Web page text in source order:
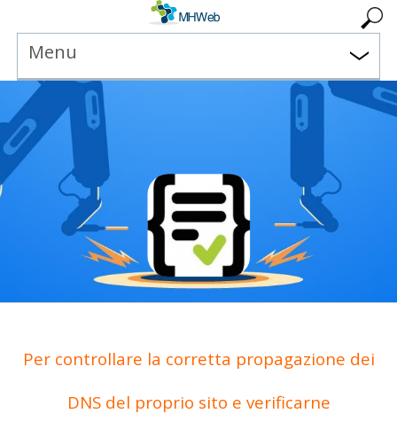
Menu
Per controllare la corretta propagazione dei
DNS del proprio sito e verificarne